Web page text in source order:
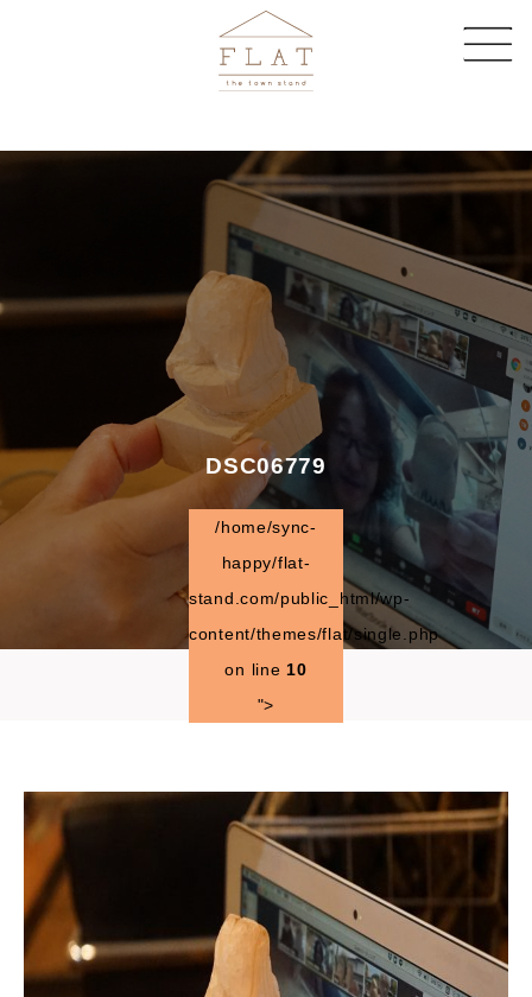
CAFE
SHARE SPACE
EC STORE
COMPANY
CONTACT
DSC06779
/home/sync-
happy/flat-
stand.com/public_html/wp-
content/themes/flat/single.php
on line 10
">